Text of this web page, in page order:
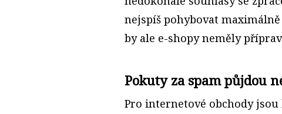
nejspíš pohybovat
by ale e-shopy neměly
Pokuty za spam půjdou
Pro internetové obchody